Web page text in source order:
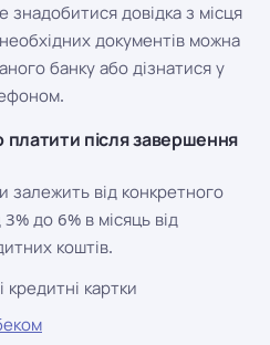
довідка з місця
документів можна
банку або дізнатися у
платити після завершення
залежить від конкретного
до 6% в місяць від
коштів.
кредитні картки